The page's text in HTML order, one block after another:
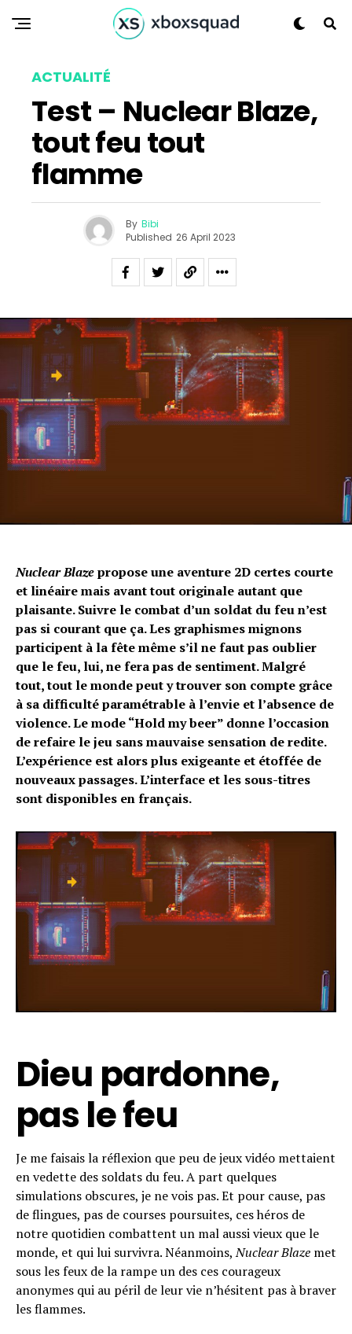
ACTUALITÉ
Test – Nuclear Blaze,
tout feu tout
flamme
By Bibi
Published 26 April 2023
Nuclear Blazepropose une aventure 2D certes courte
et linéaire mais avant tout originale autant que
plaisante. Suivre le combat d’un soldat du feu n’est
pas si courant que ça. Les graphismes mignons
participent à la fête même s’il ne faut pas oublier
que le feu, lui, ne fera pas de sentiment. Malgré
tout, tout le monde peut y trouver son compte grâce
à sa difficulté paramétrable à l’envie et l’absence de
violence. Le mode “Hold my beer” donne l’occasion
de refaire le jeu sans mauvaise sensation de redite.
L’expérience est alors plus exigeante et étoffée de
nouveaux passages. L’interface et les sous-titres
sont disponibles en français.
Dieu pardonne,
pas le feu
Je me faisais la réflexion que peu de jeux vidéo mettaient
en vedette des soldats du feu. A part quelques
simulations obscures, je ne vois pas. Et pour cause, pas
de flingues, pas de courses poursuites, ces héros de
notre quotidien combattent un mal aussi vieux que le
monde, et qui lui survivra. Néanmoins,Nuclear Blaze met
sous les feux de la rampe un des ces courageux
anonymes qui au péril de leur vie n’hésitent pas à braver
les flammes.